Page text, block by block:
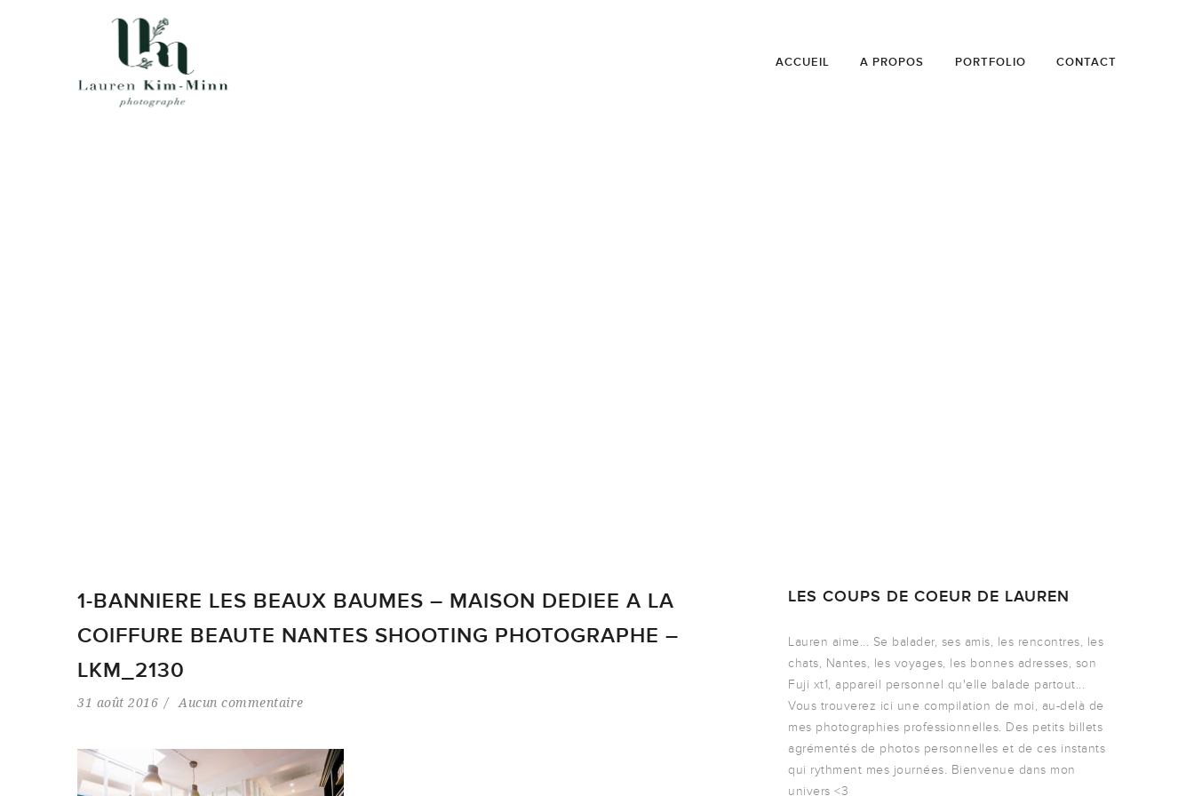
ACCUEIL A PROPOS PORTFOLIO CONTACT
1-BANNIERE LES BEAUX BAUMES – MAISON DEDIEE A LA
COIFFURE BEAUTE NANTES SHOOTING PHOTOGRAPHE –
LKM_2130
31 août 2016 Aucun commentaire
LES COUPS DE COEUR DE LAUREN
Lauren aime... Se balader, ses amis, les rencontres, les
chats, Nantes, les voyages, les bonnes adresses, son
Fuji xt1, appareil personnel qu'elle balade partout...
Vous trouverez ici une compilation de moi, au-delà de
mes photographies professionnelles. Des petits billets
agrémentés de photos personnelles et de ces instants
qui rythment mes journées. Bienvenue dans mon
univers <3